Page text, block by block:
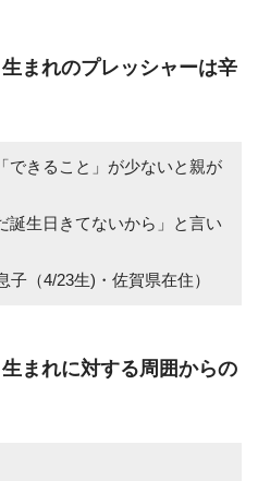
まれのプレッシャーは辛
できること」が少ないと親が
誕生日きてないから」と言い
子（4/23生)・佐賀県在住）
まれに対する周囲からの